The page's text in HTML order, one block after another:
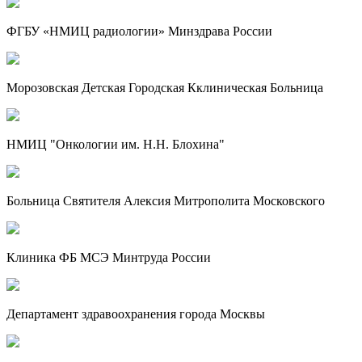
ФГБУ «НМИЦ радиологии» Минздрава России
Морозовская Детская Городская Кклиническая Больница
НМИЦ "Онкологии им. Н.Н. Блохина"
Больница Святителя Алексия Митрополита Московского
Клиника ФБ МСЭ Минтруда России
Департамент здравоохранения города Москвы